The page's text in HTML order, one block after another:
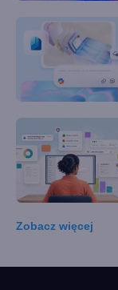
Zobacz więcej